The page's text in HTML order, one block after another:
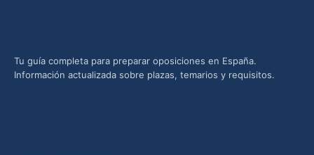
Tu guía completa para preparar oposiciones en España.
Información actualizada sobre plazas, temarios y requisitos.